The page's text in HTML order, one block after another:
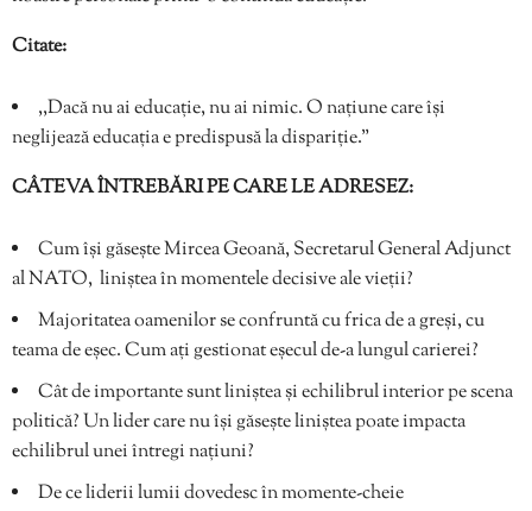
Citate:
,,Dacă nu ai educație, nu ai nimic. O națiune care își
neglijează educația e predispusă la dispariție.”
CÂTEVA ÎNTREBĂRI PE CARE LE ADRESEZ:
Cum își găsește Mircea Geoană, Secretarul General Adjunct
al NATO, liniștea în momentele decisive ale vieții?
Majoritatea oamenilor se confruntă cu frica de a greși, cu
teama de eșec. Cum ați gestionat eșecul de-a lungul carierei?
Cât de importante sunt liniștea și echilibrul interior pe scena
politică? Un lider care nu își găsește liniștea poate impacta
echilibrul unei întregi națiuni?
De ce liderii lumii dovedesc în momente-cheie